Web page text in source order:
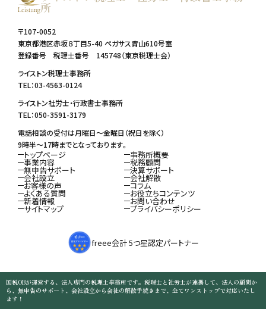
所
〒107-0052
東京都港区赤坂８丁目5-40 ペガサス青山610号室
登録番号 税理士番号 145748（東京税理士会）
ライストン税理士事務所
TEL：03-4563-0124
ライストン社労士・行政書士事務所
TEL：050-3591-3179
電話相談の受付は月曜日～金曜日（祝日を除く）
9時半～17時までとなっております。
トップページ 事務所概要
事業内容 税務顧問
無申告サポート 決算サポート
会社設立 会社解散
お客様の声 コラム
よくある質問 お役立ちコンテンツ
新着情報 お問い合わせ
サイトマップ プライバシーポリシー
freee会計 5つ星認定パートナー
国税OBが運営する、法人専門の税理士事務所です。税理士と社労士が連携して、法人の顧問か
ら、無申告のサポート、会社設立から会社の解散手続きまで、全てワンストップで対応いたし
ます！